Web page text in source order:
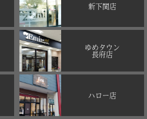
新下関店
ゆめタウン
長府店
ハロー店